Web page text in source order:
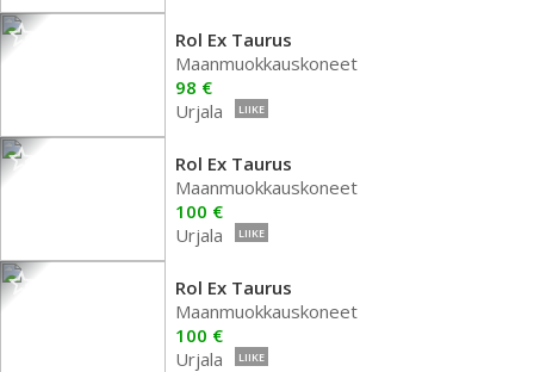
Rol Ex Taurus
Maanmuokkauskoneet
98 €
Urjala
LIIKE
Rol Ex Taurus
Maanmuokkauskoneet
100 €
Urjala
LIIKE
Rol Ex Taurus
Maanmuokkauskoneet
100 €
Urjala
LIIKE